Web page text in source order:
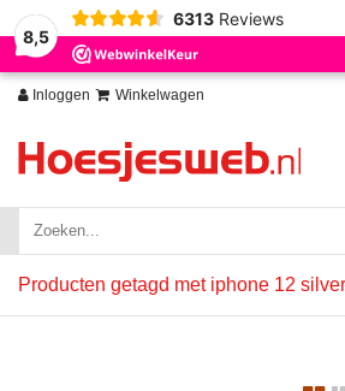
8,5
6313 Reviews
Inloggen Winkelwagen
Producten getagd met iphone 12 silver
Wij slaan cookies op om onze website te
Nee